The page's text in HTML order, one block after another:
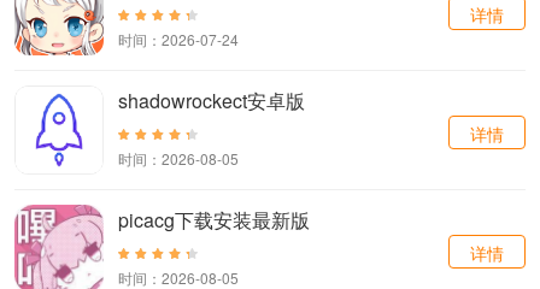
时间：2026-07-24
详情
shadowrockect安卓版
时间：2026-08-05
详情
picacg下载安装最新版
时间：2026-08-05
详情